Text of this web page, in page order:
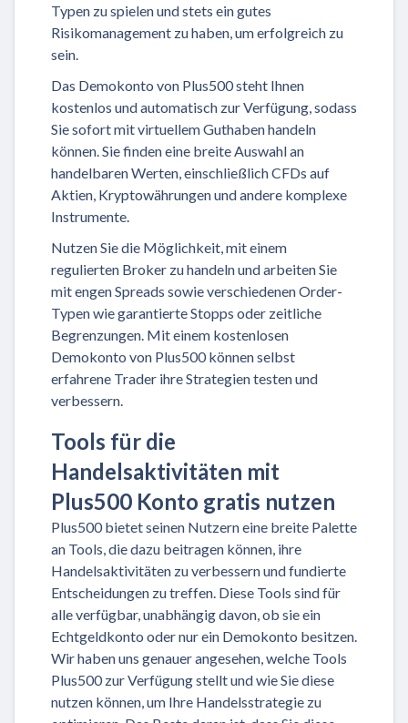
Typen zu spielen und stets ein gutes
Risikomanagement zu haben, um erfolgreich zu
sein.
Das Demokonto von Plus500 steht Ihnen
kostenlos und automatisch zur Verfügung, sodass
Sie sofort mit virtuellem Guthaben handeln
können. Sie finden eine breite Auswahl an
handelbaren Werten, einschließlich CFDs auf
Aktien, Kryptowährungen und andere komplexe
Instrumente.
Nutzen Sie die Möglichkeit, mit einem
regulierten Broker zu handeln und arbeiten Sie
mit engen Spreads sowie verschiedenen Order-
Typen wie garantierte Stopps oder zeitliche
Begrenzungen. Mit einem kostenlosen
Demokonto von Plus500 können selbst
erfahrene Trader ihre Strategien testen und
verbessern.
Tools für die
Handelsaktivitäten mit
Plus500 Konto gratis nutzen
Plus500 bietet seinen Nutzern eine breite Palette
an Tools, die dazu beitragen können, ihre
Handelsaktivitäten zu verbessern und fundierte
Entscheidungen zu treffen. Diese Tools sind für
alle verfügbar, unabhängig davon, ob sie ein
Echtgeldkonto oder nur ein Demokonto besitzen.
Wir haben uns genauer angesehen, welche Tools
Plus500 zur Verfügung stellt und wie Sie diese
nutzen können, um Ihre Handelsstrategie zu